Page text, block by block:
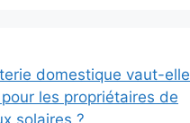
domestique vaut-elle
les propriétaires de
solaires ?